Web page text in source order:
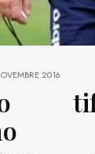
2016